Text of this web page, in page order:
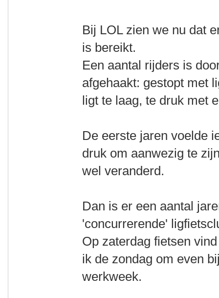
Bij LOL zien we nu dat
is bereikt.
Een aantal rijders is
afgehaakt: gestopt met
ligt te laag, te druk met
De eerste jaren voelde
druk om aanwezig te
wel veranderd.
Dan is er een aantal
'concurrerende'
Op zaterdag fietsen
ik de zondag om even
werkweek.